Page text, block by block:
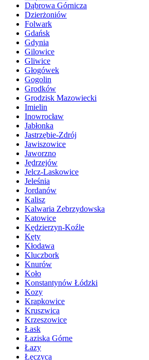
Dąbrowa Górnicza
Dzierżoniów
Folwark
Gdańsk
Gdynia
Gilowice
Gliwice
Głogówek
Gogolin
Grodków
Grodzisk Mazowiecki
Imielin
Inowrocław
Jabłonka
Jastrzębie-Zdrój
Jawiszowice
Jaworzno
Jędrzejów
Jelcz-Laskowice
Jeleśnia
Jordanów
Kalisz
Kalwaria Zebrzydowska
Katowice
Kędzierzyn-Koźle
Kęty
Kłodawa
Kluczbork
Knurów
Koło
Konstantynów Łódzki
Kozy
Krapkowice
Kruszwica
Krzeszowice
Łask
Łaziska Górne
Łazy
Łęczyca